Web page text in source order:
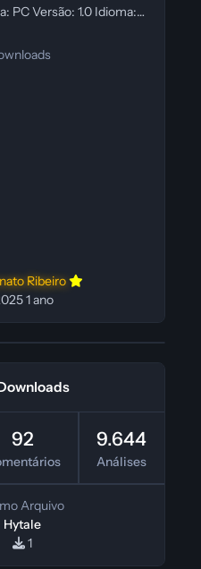
PC Versão: 1.0 Idioma:
Versão Suportada:
Suportado: Inglês
Ribeiro
1 ano
92 9.644
Análises
Arquivo
Hytale
1